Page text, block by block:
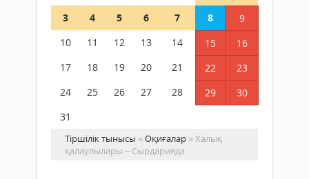
3
4 5 6 7 8
9
10
11 12 13 14 15
16
17
18 19 20 21 22
23
24
25 26 27 28 29
30
31
Тіршілік тынысы »Оқиғалар » Халық
қалаулылары – Сырдарияда